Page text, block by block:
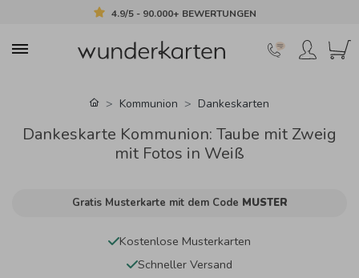
4.9/5 - 90.000+ BEWERTUNGEN
Kommunion Dankeskarten
Dankeskarte Kommunion: Taube mit Zweig
mit Fotos in Weiß
Gratis Musterkarte mit dem Code MUSTER
Kostenlose Musterkarten
Schneller Versand